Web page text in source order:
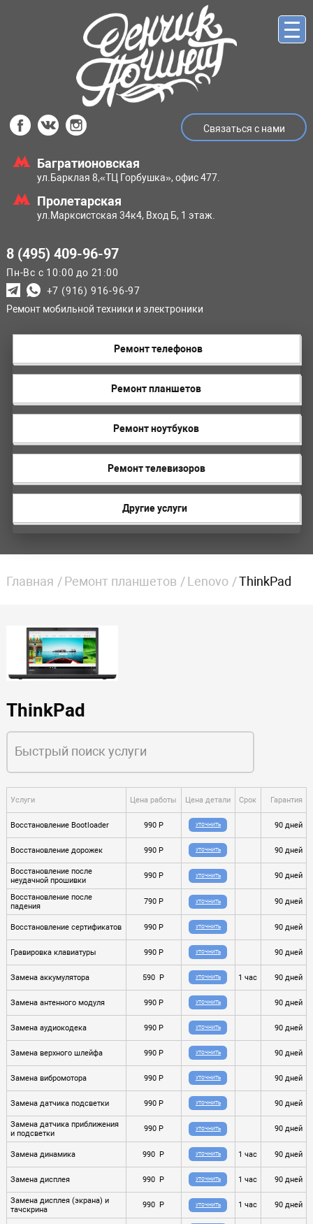
Связаться с нами
Багратионовская
ул.Барклая 8,«ТЦ Горбушка», офис 477.
Пролетарская
ул.Марксистская 34к4, Вход Б, 1 этаж.
8 (495) 409-96-97
Пн-Вс с 10:00 до 21:00
+7 (916) 916-96-97
Ремонт мобильной техники и электроники
Ремонт телефонов
Ремонт планшетов
Ремонт ноутбуков
Ремонт телевизоров
Другие услуги
Главная Ремонт планшетов Lenovo ThinkPad
ThinkPad
Услуги Цена работы Цена детали Срок Гарантия
Восстановление Bootloader 990 P УТОЧНИТЬ 90 дней
Восстановление дорожек 990 P УТОЧНИТЬ 90 дней
Восстановление после
неудачной прошивки
990 P УТОЧНИТЬ 90 дней
Восстановление после
падения
790 P УТОЧНИТЬ 90 дней
Восстановление сертификатов 990 P УТОЧНИТЬ 90 дней
Гравировка клавиатуры 990 P УТОЧНИТЬ 90 дней
Замена аккумулятора 590 P УТОЧНИТЬ 1 час 90 дней
Замена антенного модуля 990 P УТОЧНИТЬ 90 дней
Замена аудиокодека 990 P УТОЧНИТЬ 90 дней
Замена верхного шлейфа 990 P УТОЧНИТЬ 90 дней
Замена вибромотора 990 P УТОЧНИТЬ 90 дней
Замена датчика подсветки 990 P УТОЧНИТЬ 90 дней
Замена датчика приближения
и подсветки
990 P УТОЧНИТЬ 90 дней
Замена динамика 990 P УТОЧНИТЬ 1 час 90 дней
Замена дисплея 990 P УТОЧНИТЬ 1 час 90 дней
Замена дисплея (экрана) и
тачскрина
990 P УТОЧНИТЬ 1 час 90 дней